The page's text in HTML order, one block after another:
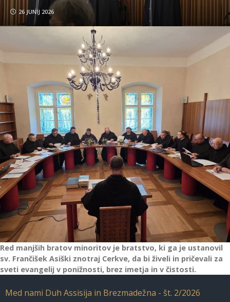
26 JUNIJ 2026
Red manjših bratov minoritov je bratstvo, ki ga je ustanovil
sv. Frančišek Asiški znotraj Cerkve, da bi živeli in pričevali za
sveti evangelij v ponižnosti, brez imetja in v čistosti.
Med nami Duh Assisija in Brezmadežna - št. 2/2026